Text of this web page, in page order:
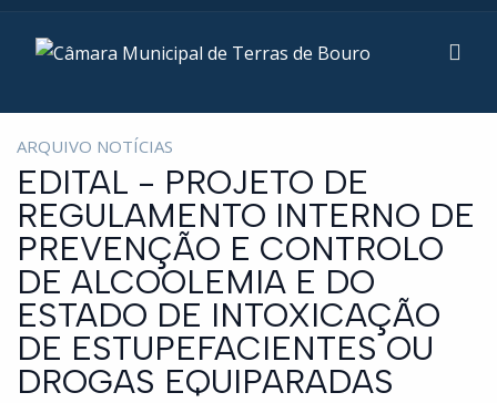
ARQUIVO NOTÍCIAS
EDITAL - PROJETO DE
REGULAMENTO INTERNO DE
PREVENÇÃO E CONTROLO
DE ALCOOLEMIA E DO
ESTADO DE INTOXICAÇÃO
DE ESTUPEFACIENTES OU
DROGAS EQUIPARADAS